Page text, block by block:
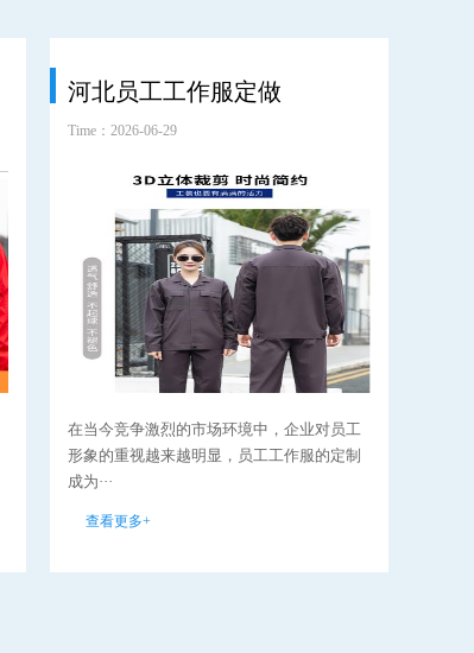
河北员工工作服定做
Time：2026-06-29
在当今竞争激烈的市场环境中，企业对员工
形象的重视越来越明显，员工工作服的定制
成为···
查看更多+